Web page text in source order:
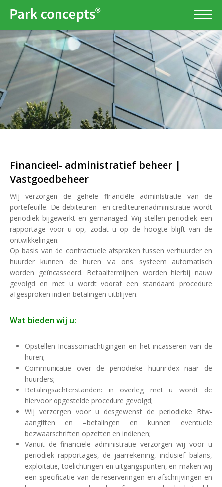
Financieel- administratief beheer |
Vastgoedbeheer
Wij verzorgen de gehele financiële administratie van de
portefeuille. De debiteuren- en crediteurenadministratie wordt
periodiek bijgewerkt en gemanaged. Wij stellen periodiek een
rapportage voor u op, zodat u op de hoogte blijft van de
ontwikkelingen.
Op basis van de contractuele afspraken tussen verhuurder en
huurder kunnen de huren via ons systeem automatisch
worden geïncasseerd. Betaaltermijnen worden hierbij nauw
gevolgd en met u wordt vooraf een standaard procedure
afgesproken indien betalingen uitblijven.
Wat bieden wij u:
Opstellen Incassomachtigingen en het incasseren van de
huren;
Communicatie over de periodieke huurindex naar de
huurders;
Betalingsachterstanden: in overleg met u wordt de
hiervoor opgestelde procedure gevolgd;
Wij verzorgen voor u desgewenst de periodieke Btw-
aangiften en –betalingen en kunnen eventuele
bezwaarschriften opzetten en indienen;
Vanuit de financiële administratie verzorgen wij voor u
periodiek rapportages, de jaarrekening, inclusief balans,
exploitatie, toelichtingen en uitgangspunten, en maken wij
een specificatie van de reserveringen en afschrijvingen en